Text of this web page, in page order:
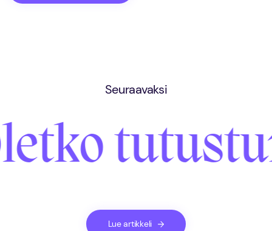
Seuraavaksi
Lue artikkeli